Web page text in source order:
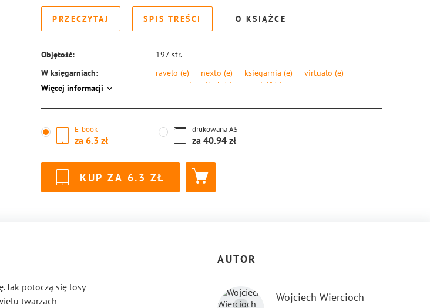
PRZECZYTAJ SPIS TREŚCI O KSIĄŻCE
Objętość: 197 str.
W księgarniach:
ravelo (e) nexto (e) ksiegarnia (e) virtualo (e)
przeczytaj
ibuk (e) gandalf (e)
Więcej informacji
E-book
za 6.3
drukowanaA5
za 40.94
KUP ZA 6.3
Jak potoczą się losy
twarzach
AUTOR
Wojciech Wiercioch